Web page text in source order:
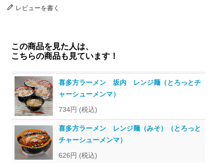
レビューを書く
この商品を見た人は、
こちらの商品も見ています！
喜多方ラーメン 坂内 レンジ麺（とろっとチ
ャーシューメンマ）
734円 (税込)
喜多方ラーメン レンジ麺（みそ）（とろっと
チャーシューメンマ）
626円 (税込)